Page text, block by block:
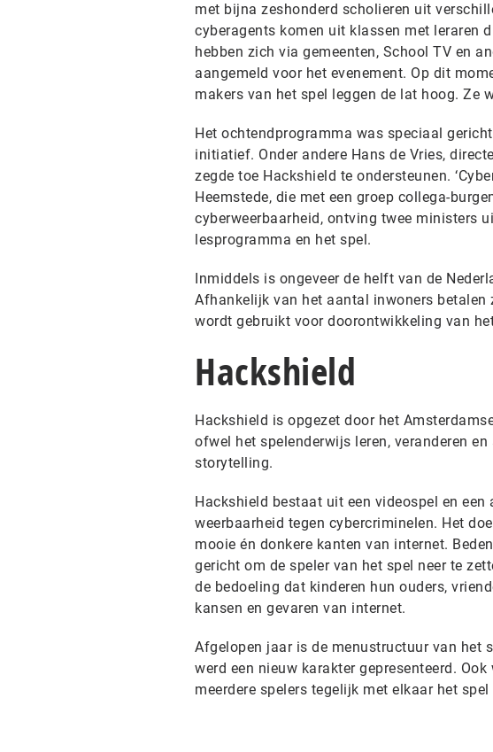
met bijna zeshonderd scholieren uit
cyberagents komen uit klassen met leraren
hebben zich via gemeenten, School TV en
aangemeld voor het evenement. Op dit
makers van het spel leggen de lat hoog. Ze
Het ochtendprogramma was speciaal
initiatief. Onder andere Hans de Vries,
zegde toe Hackshield te ondersteunen.
Heemstede, die met een groep collega-
cyberweerbaarheid, ontving twee ministers
lesprogramma en het spel.
Inmiddels is ongeveer de helft van de
Afhankelijk van het aantal inwoners betalen
wordt gebruikt voor doorontwikkeling van
Hackshield
Hackshield is opgezet door het
ofwel het spelenderwijs leren, veranderen
storytelling.
Hackshield bestaat uit een videospel en
weerbaarheid tegen cybercriminelen. Het
mooie én donkere kanten van internet.
gericht om de speler van het spel neer te
de bedoeling dat kinderen hun ouders,
kansen en gevaren van internet.
Afgelopen jaar is de menustructuur van het
werd een nieuw karakter gepresenteerd.
meerdere spelers tegelijk met elkaar het